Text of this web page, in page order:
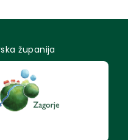
županija